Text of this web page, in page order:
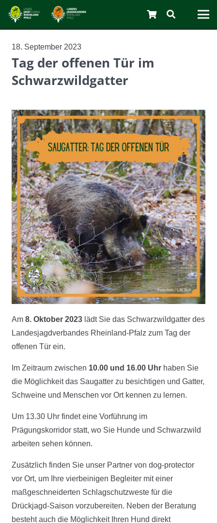
18. September 2023
Tag der offenen Tür im
Schwarzwildgatter
Am 8. Oktober 2023 lädt Sie das Schwarzwildgatter des
Landesjagdverbandes Rheinland-Pfalz zum Tag der
offenen Tür ein.
Im Zeitraum zwischen 10.00 und 16.00 Uhr haben Sie
die Möglichkeit das Saugatter zu besichtigen und Gatter,
Schweine und Menschen vor Ort kennen zu lernen.
Um 13.30 Uhr findet eine Vorführung im
Prägungskorridor statt, wo Sie Hunde und Schwarzwild
arbeiten sehen können.
Zusätzlich finden Sie unser Partner von dog-protector
vor Ort, um Ihre vierbeinigen Begleiter mit einer
maßgeschneiderten Schlagschutzweste für die
Drückjagd-Saison vorzubereiten. Neben der Beratung
besteht auch die Möglichkeit Ihren Hund direkt